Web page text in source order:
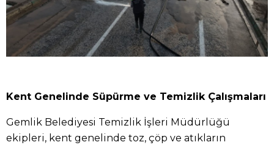
Kent Genelinde Süpürme ve Temizlik Çalışmaları
Gemlik Belediyesi Temizlik İşleri Müdürlüğü
ekipleri, kent genelinde toz, çöp ve atıkların